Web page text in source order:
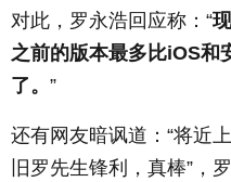
对此，罗永浩回应称：“
之前的版本最多比iOS和
了。 ”
还有网友暗讽道：“将近
旧罗先生锋利，真棒”，